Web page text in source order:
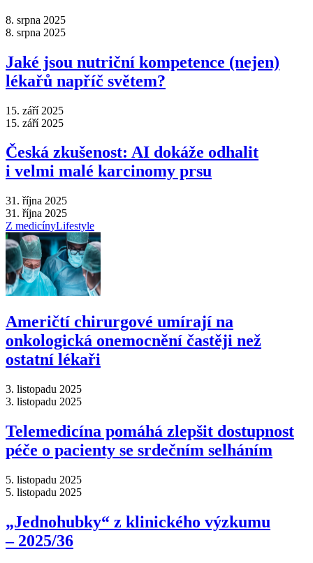
8. srpna 2025
8. srpna 2025
Jaké jsou nutriční kompetence (nejen)
lékařů napříč světem?
15. září 2025
15. září 2025
Česká zkušenost: AI dokáže odhalit
i velmi malé karcinomy prsu
31. října 2025
31. října 2025
Z medicínyLifestyle
Američtí chirurgové umírají na
onkologická onemocnění častěji než
ostatní lékaři
3. listopadu 2025
3. listopadu 2025
Telemedicína pomáhá zlepšit dostupnost
péče o pacienty se srdečním selháním
5. listopadu 2025
5. listopadu 2025
„Jednohubky“ z klinického výzkumu
–⁠ 2025/36